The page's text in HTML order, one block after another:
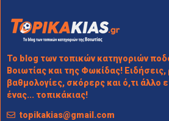
Το blog των τοπικών κατηγοριών
Βοιωτίας και της Φωκίδας!
βαθμολογίες, σκόρερς και ό,τι άλλο
ένας... τοπικάκιας!
topikakias@gmail.com